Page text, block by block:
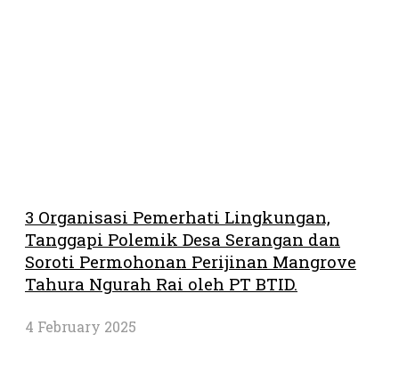
3 Organisasi Pemerhati Lingkungan,
Tanggapi Polemik Desa Serangan dan
Soroti Permohonan Perijinan Mangrove
Tahura Ngurah Rai oleh PT BTID.
4 February 2025